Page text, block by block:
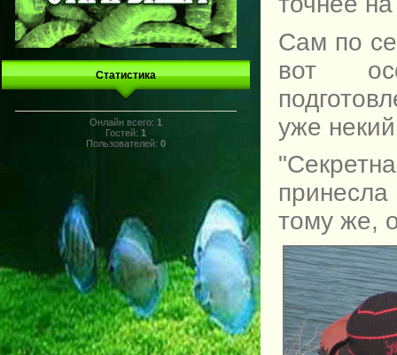
Статистика
Онлайн всего: 1
Гостей: 1
Пользователей: 0
Сам по
вот
уже
тому же,